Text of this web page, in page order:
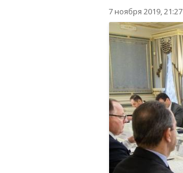
7 ноября 2019, 21:27